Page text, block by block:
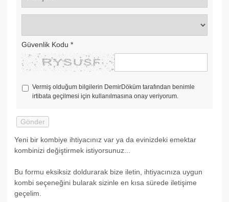
Güvenlik Kodu*
Vermiş olduğum bilgilerin DemirDöküm tarafından benimle
irtibata geçilmesi için kullanılmasına onay veriyorum.
Yeni bir kombiye ihtiyacınız var ya da evinizdeki emektar
kombinizi değiştirmek istiyorsunuz...
Bu formu eksiksiz doldurarak bize iletin, ihtiyacınıza uygun
kombi seçeneğini bularak sizinle en kısa sürede iletişime
geçelim.